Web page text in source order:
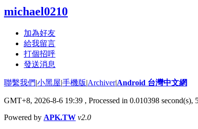
michael0210
加為好友
給我留言
打個招呼
發送消息
聯繫我們|小黑屋|手機版|Archiver|Android 台灣中文網
GMT+8, 2026-8-6 19:39 , Processed in 0.010398
Powered by APK.TW v2.0